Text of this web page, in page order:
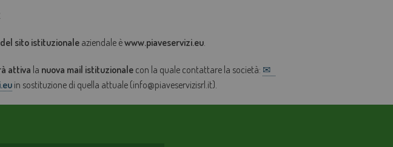
sito istituzionaleaziendale èwww.piaveservizi.eu.
attiva la nuova mail istituzionalecon la quale contattare la società:
in sostituzione di quella attuale (info@piaveservizisrl.it).